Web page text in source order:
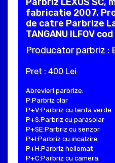
fabricatie 2007.
de catre Parbrize
TANGANU ILFOV
Producator parbriz :
Pret : 400 Lei
Abrevieri parbrize:
P:Parbriz clar
P+V:Parbriz cu tenta verde
P+S:Parbriz cu parasolar
P+SE:Parbriz cu senzor
P+I:Parbriz cu incalzire
P+H:Parbriz heliomat
P+C:Parbriz cu camera